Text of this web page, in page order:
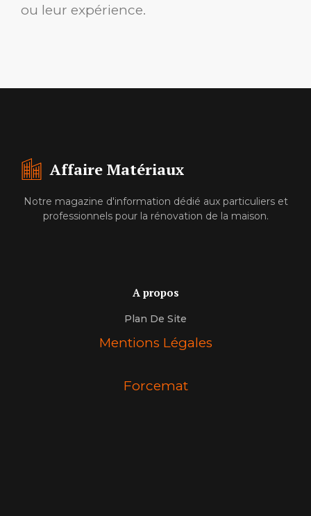
ou leur expérience.
Affaire Matériaux
Notre magazine d'information dédié aux particuliers et
professionnels pour la rénovation de la maison.
A propos
Plan De Site
Mentions Légales
Forcemat